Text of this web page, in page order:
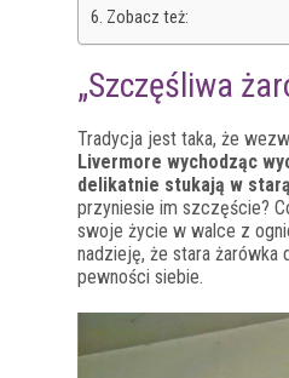
Zobacz też:
„Szczęśliwa
Tradycja jest taka, że
Livermore wychodząc
delikatnie stukają w
przyniesie im szczęście?
swoje życie w walce z
nadzieję, że stara żarówka
pewności siebie.